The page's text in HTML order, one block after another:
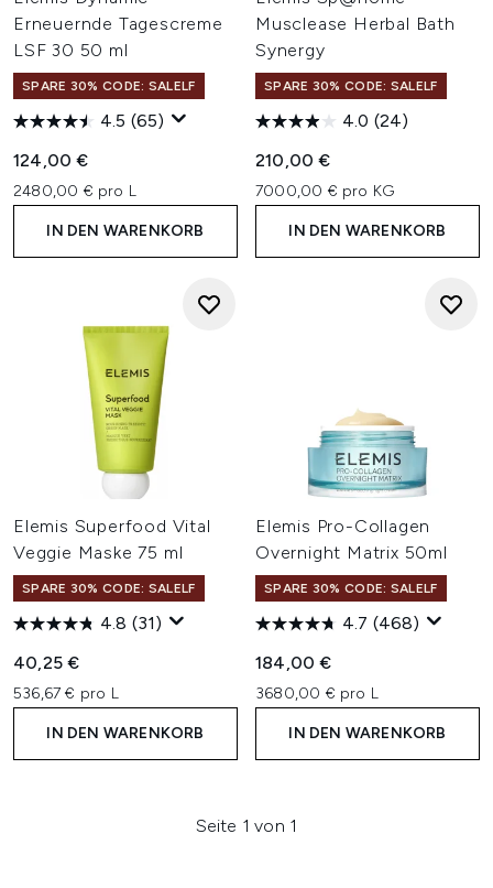
Erneuernde Tagescreme
LSF 30 50 ml
SPARE 30% CODE: SALELF
4.5 (65)
124,00 €
2480,00 € pro L
IN DEN WARENKORB
Musclease Herbal Bath
Synergy
SPARE 30% CODE: SALELF
4.0 (24)
210,00 €
7000,00 € pro KG
IN DEN WARENKORB
Elemis Superfood Vital
Veggie Maske 75 ml
SPARE 30% CODE: SALELF
4.8 (31)
40,25 €
536,67 € pro L
IN DEN WARENKORB
Elemis Pro-Collagen
Overnight Matrix 50ml
SPARE 30% CODE: SALELF
4.7 (468)
184,00 €
3680,00 € pro L
IN DEN WARENKORB
Seite 1 von 1